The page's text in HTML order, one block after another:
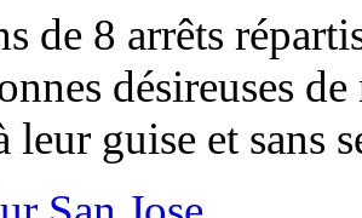
de 8 arrêts
désireuses
leur guise et sans